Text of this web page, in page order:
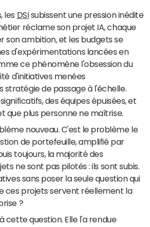
les DSIsubissent une pression inédite
réclame son projet IA, chaque
son ambition, et les budgets se
d'expérimentations lancées en
ce phénomène l'obsession du
d'initiatives menées
stratégie de passage à l'échelle.
des équipes épuisées, et
que plus personne ne maîtrise.
nouveau. C'est le problème le
de portefeuille, amplifié par
toujours, la majorité des
ne sont pas pilotés : ils sont subis.
sans poser la seule question qui
ces projets servent réellement la
?
cette question. Elle l'a rendue